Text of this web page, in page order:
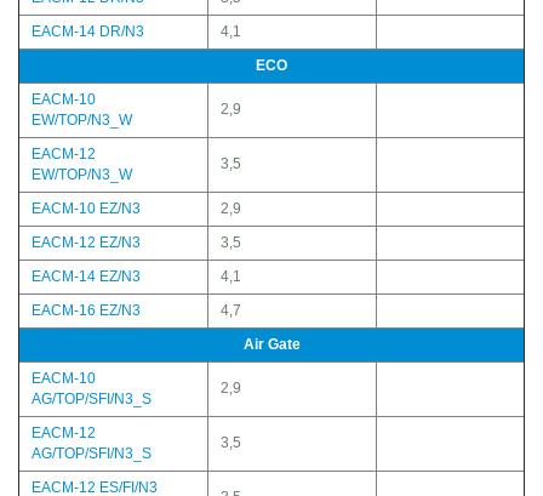
EACM-14 DR/N3
4,1
ECO
EACM-10
EW/TOP/N3_W
2,9
EACM-12
EW/TOP/N3_W
3,5
EACM-10 EZ/N3
2,9
EACM-12 EZ/N3
3,5
EACM-14 EZ/N3
4,1
EACM-16 EZ/N3
4,7
Air Gate
EACM-10
AG/TOP/SFI/N3_S
2,9
EACM-12
AG/TOP/SFI/N3_S
3,5
EACM-12 ES/FI/N3